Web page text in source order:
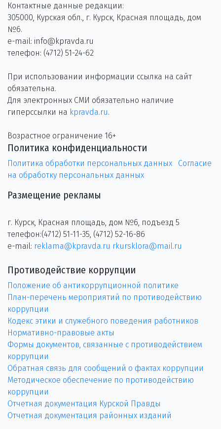
Контактные данные редакции:
305000, Курская обл., г. Курск, Красная площадь, дом
№6.
e-mail: info@kpravda.ru
телефон: (4712) 51-24-62
При использовании информации ссылка на сайт
обязательна.
Для электронных СМИ обязательно наличие
гиперссылки на kpravda.ru.
Возрастное ограничение 16+
Политика конфиденциальности
Политика обработки персональных данных
Согласие
на обработку персональных данных
Размещение рекламы
г. Курск, Красная площадь, дом №6, подъезд 5
телефон:(4712) 51-11-35, (4712) 52-16-86
e-mail: reklama@kpravda.ru rkursklora@mail.ru
Противодействие коррупции
Положение об антикоррупционной политике
План-перечень мероприятий по противодействию
коррупции
Кодекс этики и служебного поведения работников
Нормативно-правовые акты
Формы документов, связанные с противодействием
коррупции
Обратная связь для сообщений о фактах коррупции
Методическое обеспечение по противодействию
коррупции
Отчетная документация Курской Правды
Отчетная документация районных изданий